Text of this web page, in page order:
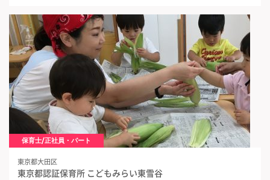
保育士/正社員・パート
東京都大田区
東京都認証保育所 こどもみらい東雪谷